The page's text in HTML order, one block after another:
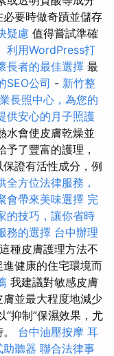
要時做奇蹟並儲存
疑慮 值得嘗試準確
利用WordPress打
長者的最佳選擇 最
SEO公司 - 新竹整
長照中心，為您的
供安心的月子照護
水會使皮膚乾燥並
了豐富的護理，
證有活性成分，例
全方位法律服務，
會帶來美味選擇 完
的技巧，讓你省時
務的選擇 台中辦理
這種皮膚護理方法不
健康的住宅環境而
我建議對敏感皮膚
並最大程度地減少
抑制”保濕效果，尤
台中油壓按摩 耳
聽器 聯合法律事